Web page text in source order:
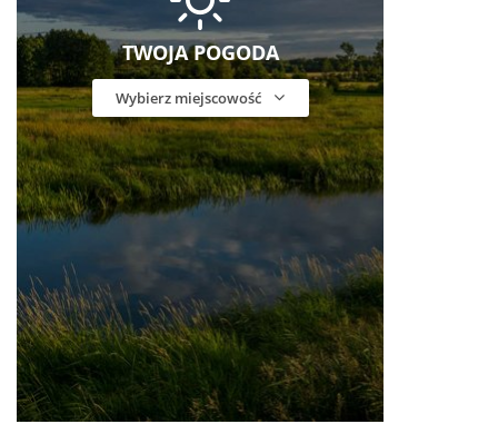
TWOJA POGODA
Wybierz miejscowość